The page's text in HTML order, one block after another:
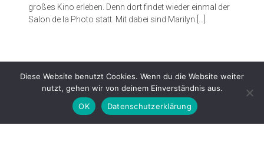
großes Kino erleben. Denn dort findet wieder einmal der
Salon de la Photo statt. Mit dabei sind Marilyn […]
Diese Website benutzt Cookies. Wenn du die Website weiter
nutzt, gehen wir von deinem Einverständnis aus.
OK
Datenschutzerklärung